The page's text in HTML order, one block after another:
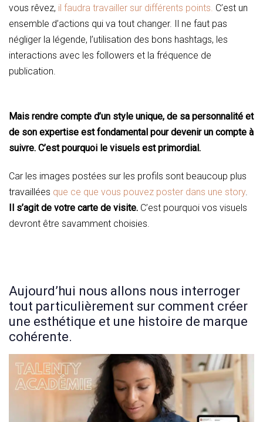
vous rêvez, il faudra travailler sur différents points. C’est un
ensemble d’actions qui va tout changer. Il ne faut pas
négliger la légende, l’utilisation des bons hashtags, les
interactions avec les followers et la fréquence de
publication.
Mais rendre compte d’un style unique, de sa personnalité et
de son expertise est fondamental pour devenir un compte à
suivre. C’est pourquoi le visuels est primordial.
Car les images postées sur les profils sont beaucoup plus
travaillées que ce que vous pouvez poster dans une story.
Il s’agit de votre carte de visite. C’est pourquoi vos visuels
devront être savamment choisies.
Aujourd’hui nous allons nous interroger
tout particulièrement sur comment créer
une esthétique et une histoire de marque
cohérente.